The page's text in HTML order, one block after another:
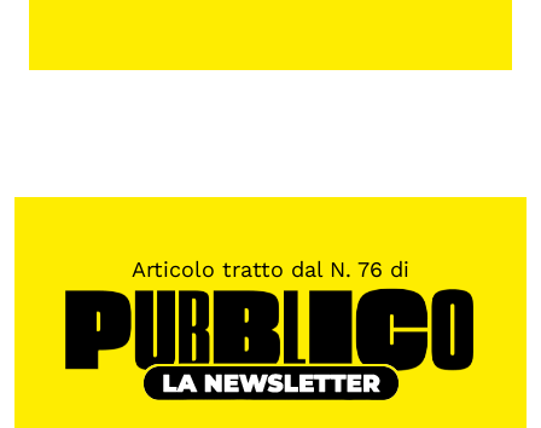
Articolo tratto dal N. 76 di